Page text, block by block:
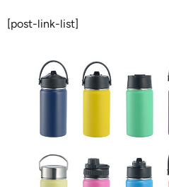
[post-link-list]